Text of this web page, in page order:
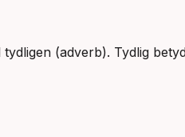
(adverb). Tydlig